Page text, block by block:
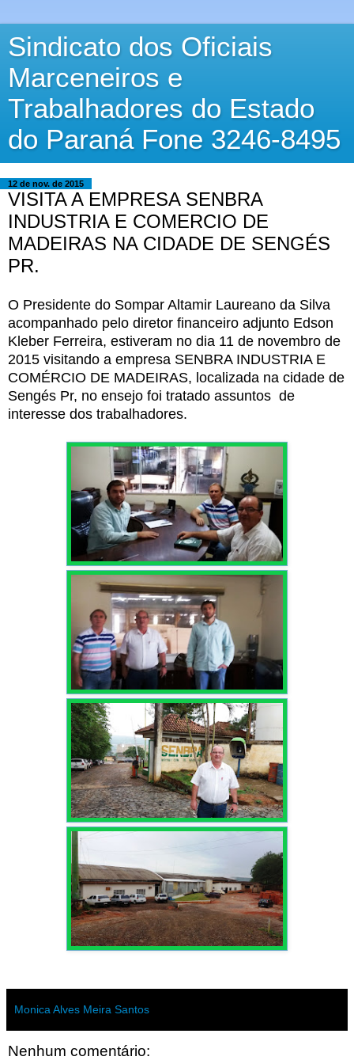
Sindicato dos Oficiais
Marceneiros e
Trabalhadores do Estado
do Paraná Fone 3246-8495
12 de nov. de 2015
VISITA A EMPRESA SENBRA
INDUSTRIA E COMERCIO DE
MADEIRAS NA CIDADE DE SENGÉS
PR.
O Presidente do Sompar Altamir Laureano da Silva
acompanhado pelo diretor financeiro adjunto Edson
Kleber Ferreira, estiveram no dia 11 de novembro de
2015 visitando a empresa SENBRA INDUSTRIA E
COMÉRCIO DE MADEIRAS, localizada na cidade de
Sengés Pr, no ensejo foi tratado assuntos de
interesse dos trabalhadores.
Monica Alves Meira Santos
Nenhum comentário: